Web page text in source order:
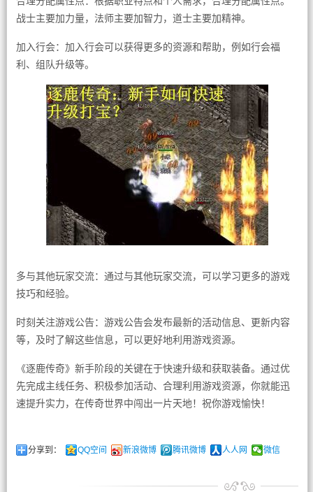
战士主要加力量，法师主要加智力，道士主要加精神。
加入行会：加入行会可以获得更多的资源和帮助，例如行会福
利、组队升级等。
多与其他玩家交流：通过与其他玩家交流，可以学习更多的游戏
技巧和经验。
时刻关注游戏公告：游戏公告会发布最新的活动信息、更新内容
等，及时了解这些信息，可以更好地利用游戏资源。
《逐鹿传奇》新手阶段的关键在于快速升级和获取装备。通过优
先完成主线任务、积极参加活动、合理利用游戏资源，你就能迅
速提升实力，在传奇世界中闯出一片天地！祝你游戏愉快！
分享到： QQ空间 新浪微博 腾讯微博 人人网 微信